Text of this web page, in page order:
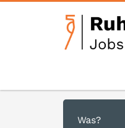
Was?